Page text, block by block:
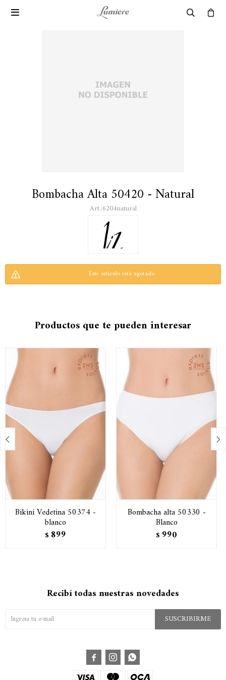

Bombacha Alta 50420 - Natural
6204natural
Este artículo está agotado.
Productos que te pueden interesar
Bikini Vedetina 50374 -
blanco
$ 899
Bombacha alta 50330 -
Blanco
$ 990
 
Recibí todas nuestras novedades
SUSCRIBIRME
  